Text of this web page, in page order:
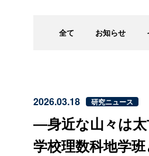
全て お知らせ
2026.03.18 研究ニュース
―身近な山々は
学校理数科地学